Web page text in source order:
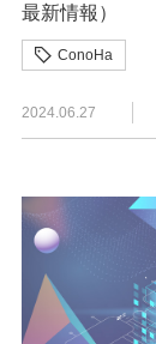
最新情報）
ConoHa
2024.06.27